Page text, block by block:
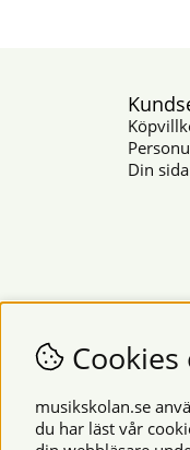
Din sida
musikskolan.se
du har läst vår